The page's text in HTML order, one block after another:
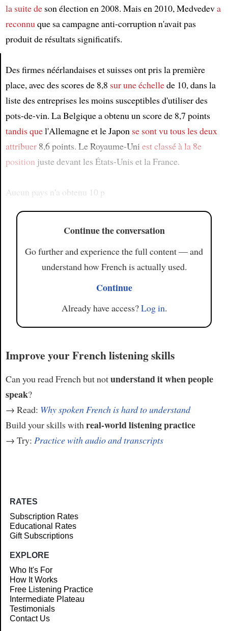
Article
la suite deson élection en 2008. Mais en 2010, Medvedeva
reconnuque sa campagne anti-corruption n'avait pas
produit de résultats significatifs.
Des firmes néérlandaises et suisses ont pris la première
place, avec des scores de 8,8 sur une échellede 10, dans la
liste des entreprises les moins susceptibles d'utiliser des
pots-de-vin. La Belgique a obtenu un score de 8,7 points
tandis quel'Allemagne et le Japon se sont vu tous les deux
attribuer8,6 points. Le Royaume-Uni est classé à la 8e
position juste devant les États-Unis et la France.
Aucun pays n'a obtenu 10 p
Continue the conversation
Go further and experience the full content — and
understand how French is actually used.
Continue
Already have access?Log in.
Improve your French listening skills
Can you read French but notunderstand it when people
speak?
→ Read: Why spoken French is hard to understand
Build your skills with real-world listening practice
→ Try: Practice with audio and transcripts
RATES
Subscription Rates
Educational Rates
Gift Subscriptions
EXPLORE
Who It's For
How It Works
Free Listening Practice
Intermediate Plateau
Testimonials
Contact Us